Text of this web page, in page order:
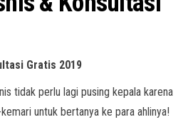
Promo
Fair,
dll.
Gratis 2019
tidak perlu lagi pusing kepala karena
untuk bertanya ke para ahlinya!